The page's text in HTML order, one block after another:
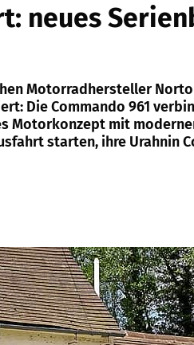
neues
Motorradhersteller
Die Commando 961
mit moderner
starten, ihre Urahnin